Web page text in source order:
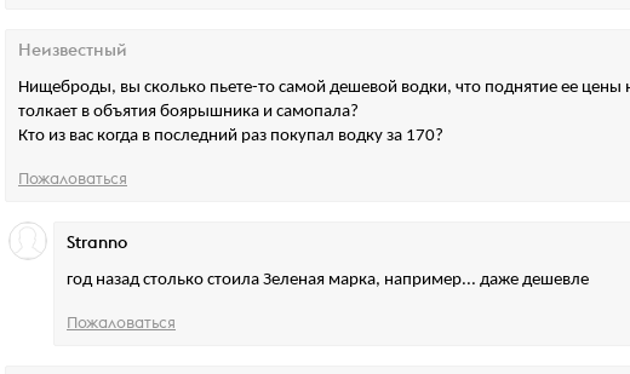
Нищеброды, вы сколько пьете-то самой дешевой водки, что поднятие ее цены
толкает в объятия боярышника и самопала?
Кто из вас когда в последний раз покупал водку за 170?
Неизвестный
Пожаловаться
год назад столько стоила Зеленая марка, например... даже дешевле
Stranno
Пожаловаться